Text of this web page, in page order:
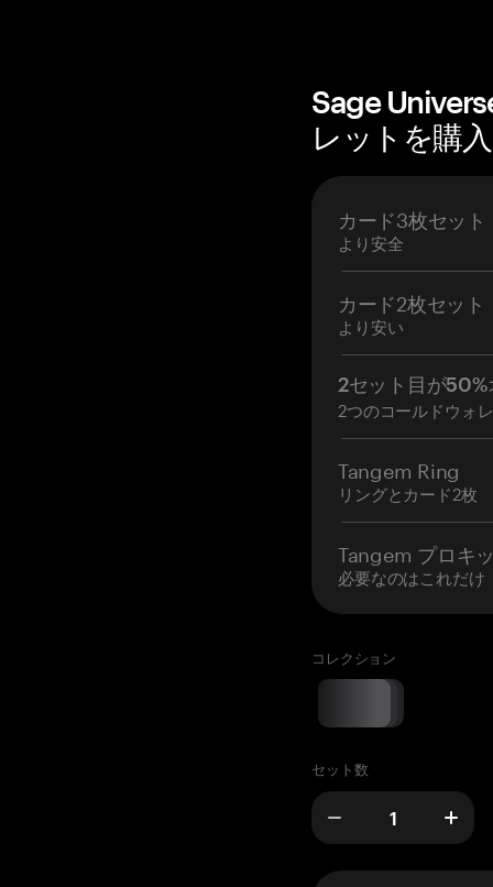
Sage
レットを購
カード3枚セット
より安全
カード2枚セット
より安い
2セット目が50%
2つのコールドウォ
Tangem Ring
リングとカード2枚
Tangem プロキ
必要なのはこれだけ
コレクション
セット数